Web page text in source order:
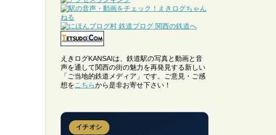
えきログKANSAIは、鉄道駅の写真と動画と音
声を通して関西の街の魅力を再発見する新しい
「ご当地的鉄道メディア」です。ご意見・ご感
想をこちらから是非お寄せ下さい！
イチオシ